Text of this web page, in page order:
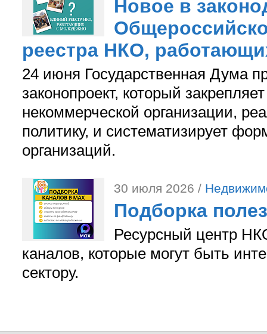
Новое в
реестра НКО,
24 июня Государственная Дума
законопроект, который
некоммерческой организации,
политику, и систематизирует
организаций.
30 июля 2026 /
Подборка
Ресурсный центр
каналов, которые могут быть
сектору.